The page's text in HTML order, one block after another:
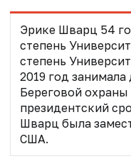
Эрике Шварц 54
степень
степень
2019 год
Береговой
президентский
Шварц была
США.